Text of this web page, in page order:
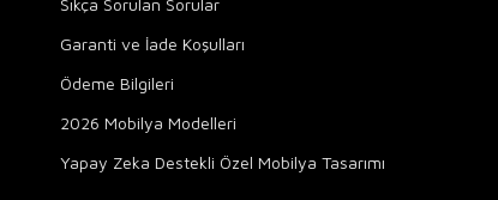
Garanti ve İade Koşulları
Ödeme Bilgileri
2026 Mobilya Modelleri
Yapay Zeka Destekli Özel Mobilya Tasarımı